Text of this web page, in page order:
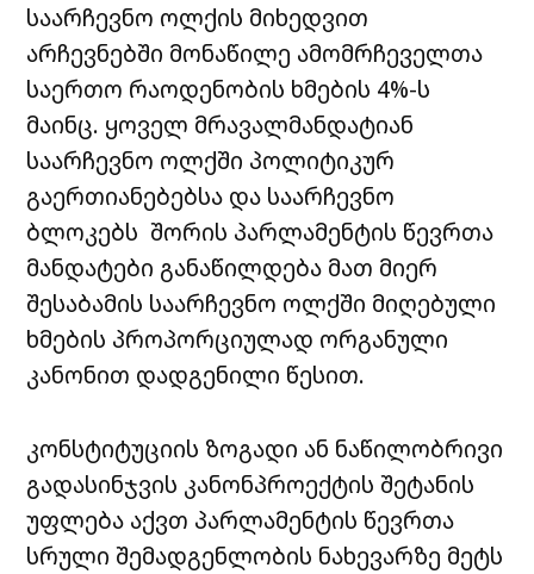
საარჩევნო ოლქის მიხედვით
არჩევნებში მონაწილე ამომრჩეველთა
საერთო რაოდენობის ხმების 4%-ს
მაინც. ყოველ მრავალმანდატიან
საარჩევნო ოლქში პოლიტიკურ
გაერთიანებებსა და საარჩევნო
ბლოკებს შორის პარლამენტის წევრთა
მანდატები განაწილდება მათ მიერ
შესაბამის საარჩევნო ოლქში მიღებული
ხმების პროპორციულად ორგანული
კანონით დადგენილი წესით.
კონსტიტუციის ზოგადი ან ნაწილობრივი
გადასინჯვის კანონპროექტის შეტანის
უფლება აქვთ პარლამენტის წევრთა
სრული შემადგენლობის ნახევარზე მეტს